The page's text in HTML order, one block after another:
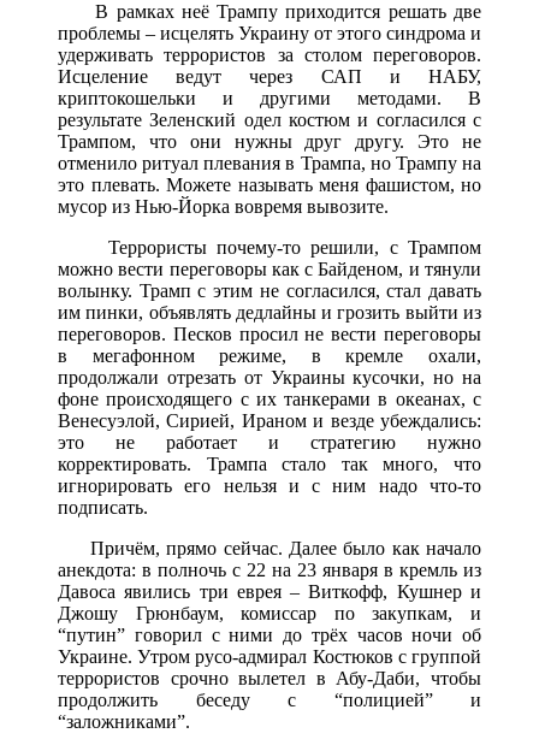
В рамках неё Трампу приходится решать две
проблемы – исцелять Украину от этого синдрома и
удерживать террористов за столом переговоров.
Исцеление ведут через САП и НАБУ,
криптокошельки и другими методами. В
результате Зеленский одел костюм и согласился с
Трампом, что они нужны друг другу. Это не
отменило ритуал плевания в Трампа, но Трампу на
это плевать. Можете называть меня фашистом, но
мусор из Нью-Йорка вовремя вывозите.
Террористы почему-то решили, с Трампом
можно вести переговоры как с Байденом, и тянули
волынку. Трамп с этим не согласился, стал давать
им пинки, объявлять дедлайны и грозить выйти из
переговоров. Песков просил не вести переговоры
в мегафонном режиме, в кремле охали,
продолжали отрезать от Украины кусочки, но на
фоне происходящего с их танкерами в океанах, с
Венесуэлой, Сирией, Ираном и везде убеждались:
это не работает и стратегию нужно
корректировать. Трампа стало так много, что
игнорировать его нельзя и с ним надо что-то
подписать.
Причём, прямо сейчас. Далее было как начало
анекдота: в полночь с 22 на 23 января в кремль из
Давоса явились три еврея – Виткофф, Кушнер и
Джошу Грюнбаум, комиссар по закупкам, и
“путин” говорил с ними до трёх часов ночи об
Украине. Утром русо-адмирал Костюков с группой
террористов срочно вылетел в Абу-Даби, чтобы
продолжить беседу с “полицией” и
“заложниками”.